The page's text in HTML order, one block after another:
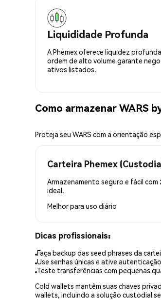
Liquididade Profunda
A Phemex oferece liquidez
ordem de alto volume garante
ativos listados.
Como armazenar WARS
Proteja seu WARS com a orientação
Carteira Phemex
Armazenamento seguro e fácil com
ideal.
Melhor para uso diário
Dicas profissionais:
Faça backup das seed phrases da
Use senhas únicas e ative
Teste transferências com pequenas
Cold wallets mantêm suas chaves
wallets, incluindo a solução custodial